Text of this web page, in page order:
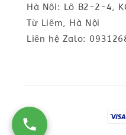
Hà Nội: Lô B2-2-4,
Từ Liêm, Hà Nội
Liên hệ Zalo: